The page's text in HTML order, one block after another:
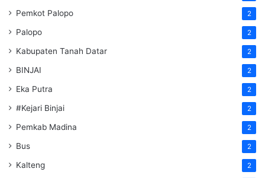
Pemkot Palopo 2
Palopo 2
Kabupaten Tanah Datar 2
BINJAI 2
Eka Putra 2
#Kejari Binjai 2
Pemkab Madina 2
Bus 2
Kalteng 2